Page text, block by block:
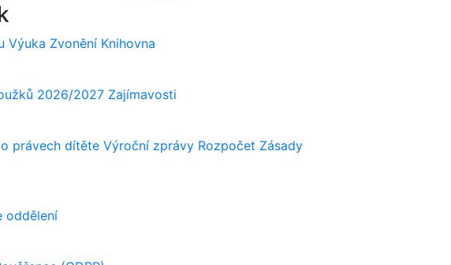
Výuka Zvonění Knihovna
2026/2027 Zajímavosti
právech dítěte Výroční zprávy Rozpočet Zásady
oddělení